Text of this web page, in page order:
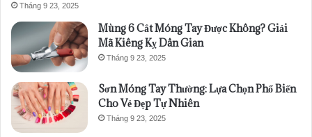
Tháng 9 23, 2025
Mùng 6 Cắt Móng Tay Được Không? Giải
Mã Kiêng Kỵ Dân Gian
Tháng 9 23, 2025
Sơn Móng Tay Thường: Lựa Chọn Phổ Biến
Cho Vẻ Đẹp Tự Nhiên
Tháng 9 23, 2025